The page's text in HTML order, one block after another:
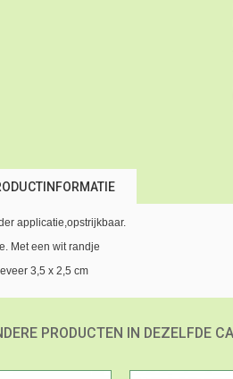
applicatie,opstrijkbaar.
Met een wit randje
3,5 x 2,5 cm
PRODUCTEN IN DEZELFDE